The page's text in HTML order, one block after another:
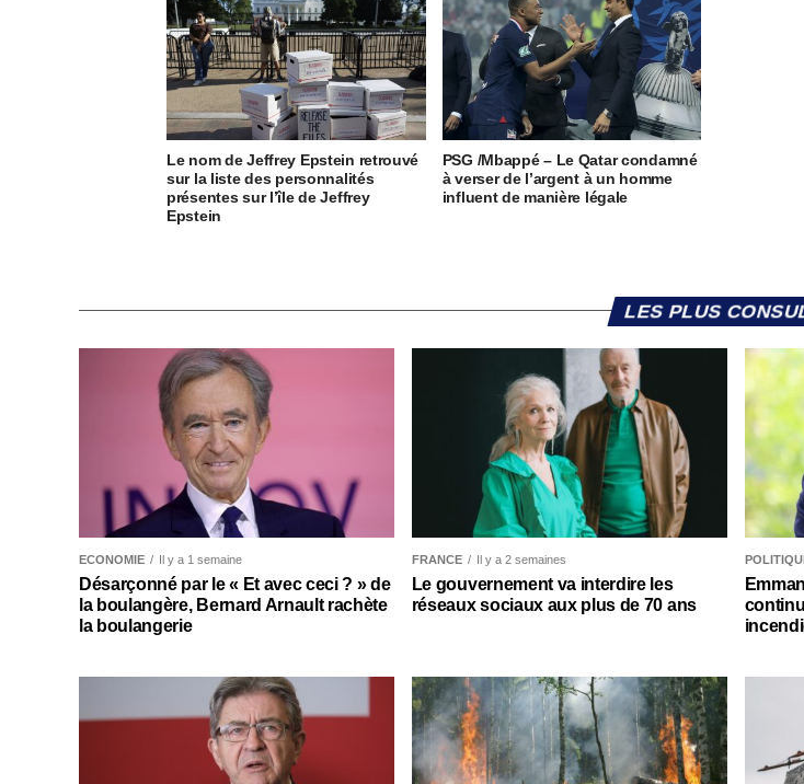
Le nom de Jeffrey Epstein retrouvé
sur la liste des personnalités
présentes sur l’île de Jeffrey
Epstein
PSG /Mbappé – Le Qatar condamné
à verser de l’argent à un homme
influent de manière légale
LES PLUS
ECONOMIE Il y a 1 semaine
Désarçonné par le « Et avec ceci ? » de
la boulangère, Bernard Arnault rachète
la boulangerie
FRANCE Il y a 2 semaines
Le gouvernement va interdire les
réseaux sociaux aux plus de 70 ans